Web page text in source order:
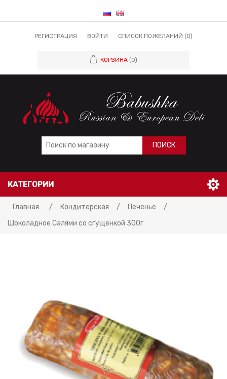
РЕГИСТРАЦИЯ ВОЙТИ СПИСОК ПОЖЕЛАНИЙ (0)
КОРЗИНА (0)
ПОИСК
КАТЕГОРИИ
Главная / Кондитерская / Печенье
/
Шоколаднoe Салями со сгущенкой 300г